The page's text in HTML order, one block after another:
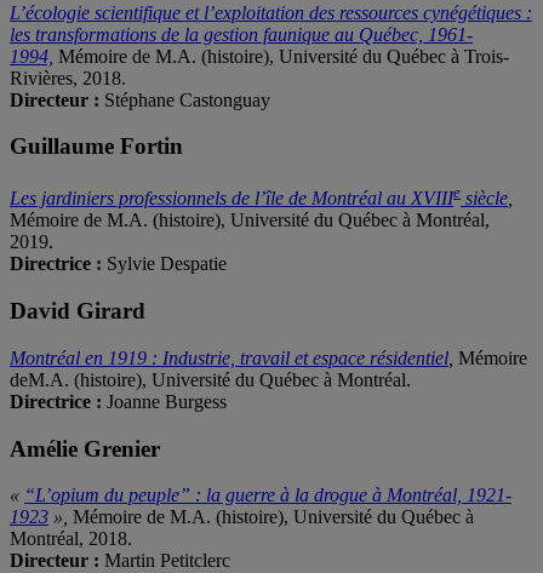
L’écologie scientifique et l’exploitation des ressources cynégétiques :
les transformations de la gestion faunique au Québec, 1961-
1994, Mémoire de M.A. (histoire), Université du Québec à Trois-
Rivières, 2018.
Directeur : Stéphane Castonguay
Guillaume Fortin
Les jardiniers professionnels de l’île de Montréal au XVIIIe siècle
Mémoire de M.A. (histoire), Université du Québec à Montréal,
2019.
Directrice : Sylvie Despatie
David Girard
Montréal en 1919 : Industrie, travail et espace résidentiel Mémoire
deM.A. (histoire), Université du Québec à Montréal.
Directrice : Joanne Burgess
Amélie Grenier
« “L’opium du peuple” : la guerre à la drogue à Montréal, 1921-
1923 », Mémoire de M.A. (histoire), Université du Québec à
Montréal, 2018.
Directeur : Martin Petitclerc